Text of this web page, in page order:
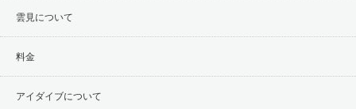
雲見について
料金
アイダイブについて